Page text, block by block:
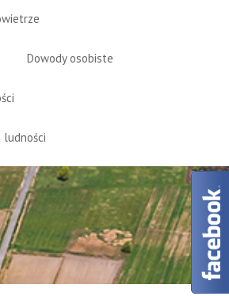
Dowody osobiste
ludności